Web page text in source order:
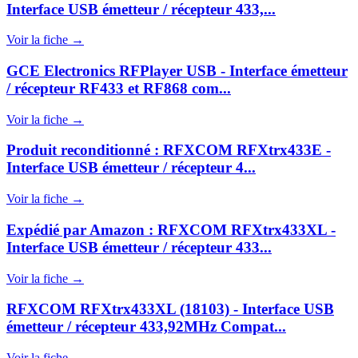
Interface USB émetteur / récepteur 433,...
Voir la fiche →
GCE Electronics RFPlayer USB - Interface émetteur
/ récepteur RF433 et RF868 com...
Voir la fiche →
Produit reconditionné : RFXCOM RFXtrx433E -
Interface USB émetteur / récepteur 4...
Voir la fiche →
Expédié par Amazon : RFXCOM RFXtrx433XL -
Interface USB émetteur / récepteur 433...
Voir la fiche →
RFXCOM RFXtrx433XL (18103) - Interface USB
émetteur / récepteur 433,92MHz Compat...